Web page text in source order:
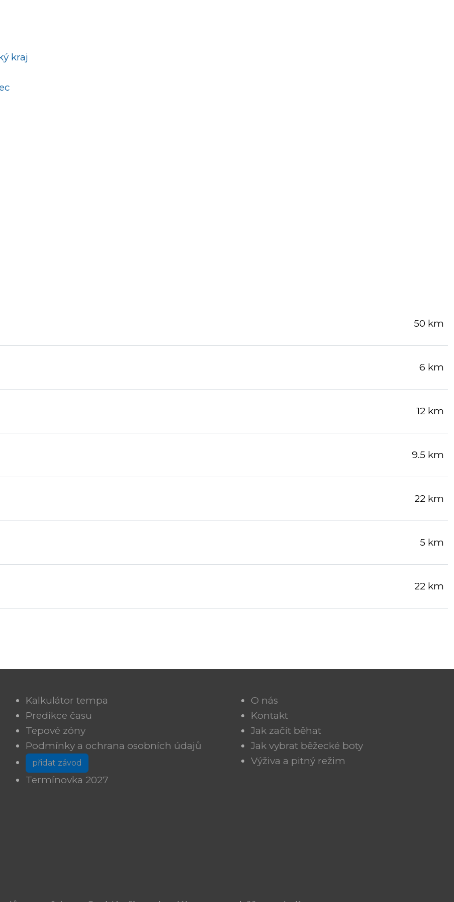
kraj
50 km
6 km
12 km
9.5 km
22 km
5 km
22 km
Kalkulátor tempa
Predikce času
Tepové zóny
Podmínky a ochrana osobních údajů
přidat závod
Termínovka 2027
O nás
Kontakt
Jak začít běhat
Jak vybrat běžecké boty
Výživa a pitný režim